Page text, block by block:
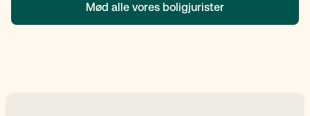
Mød alle vores boligjurister